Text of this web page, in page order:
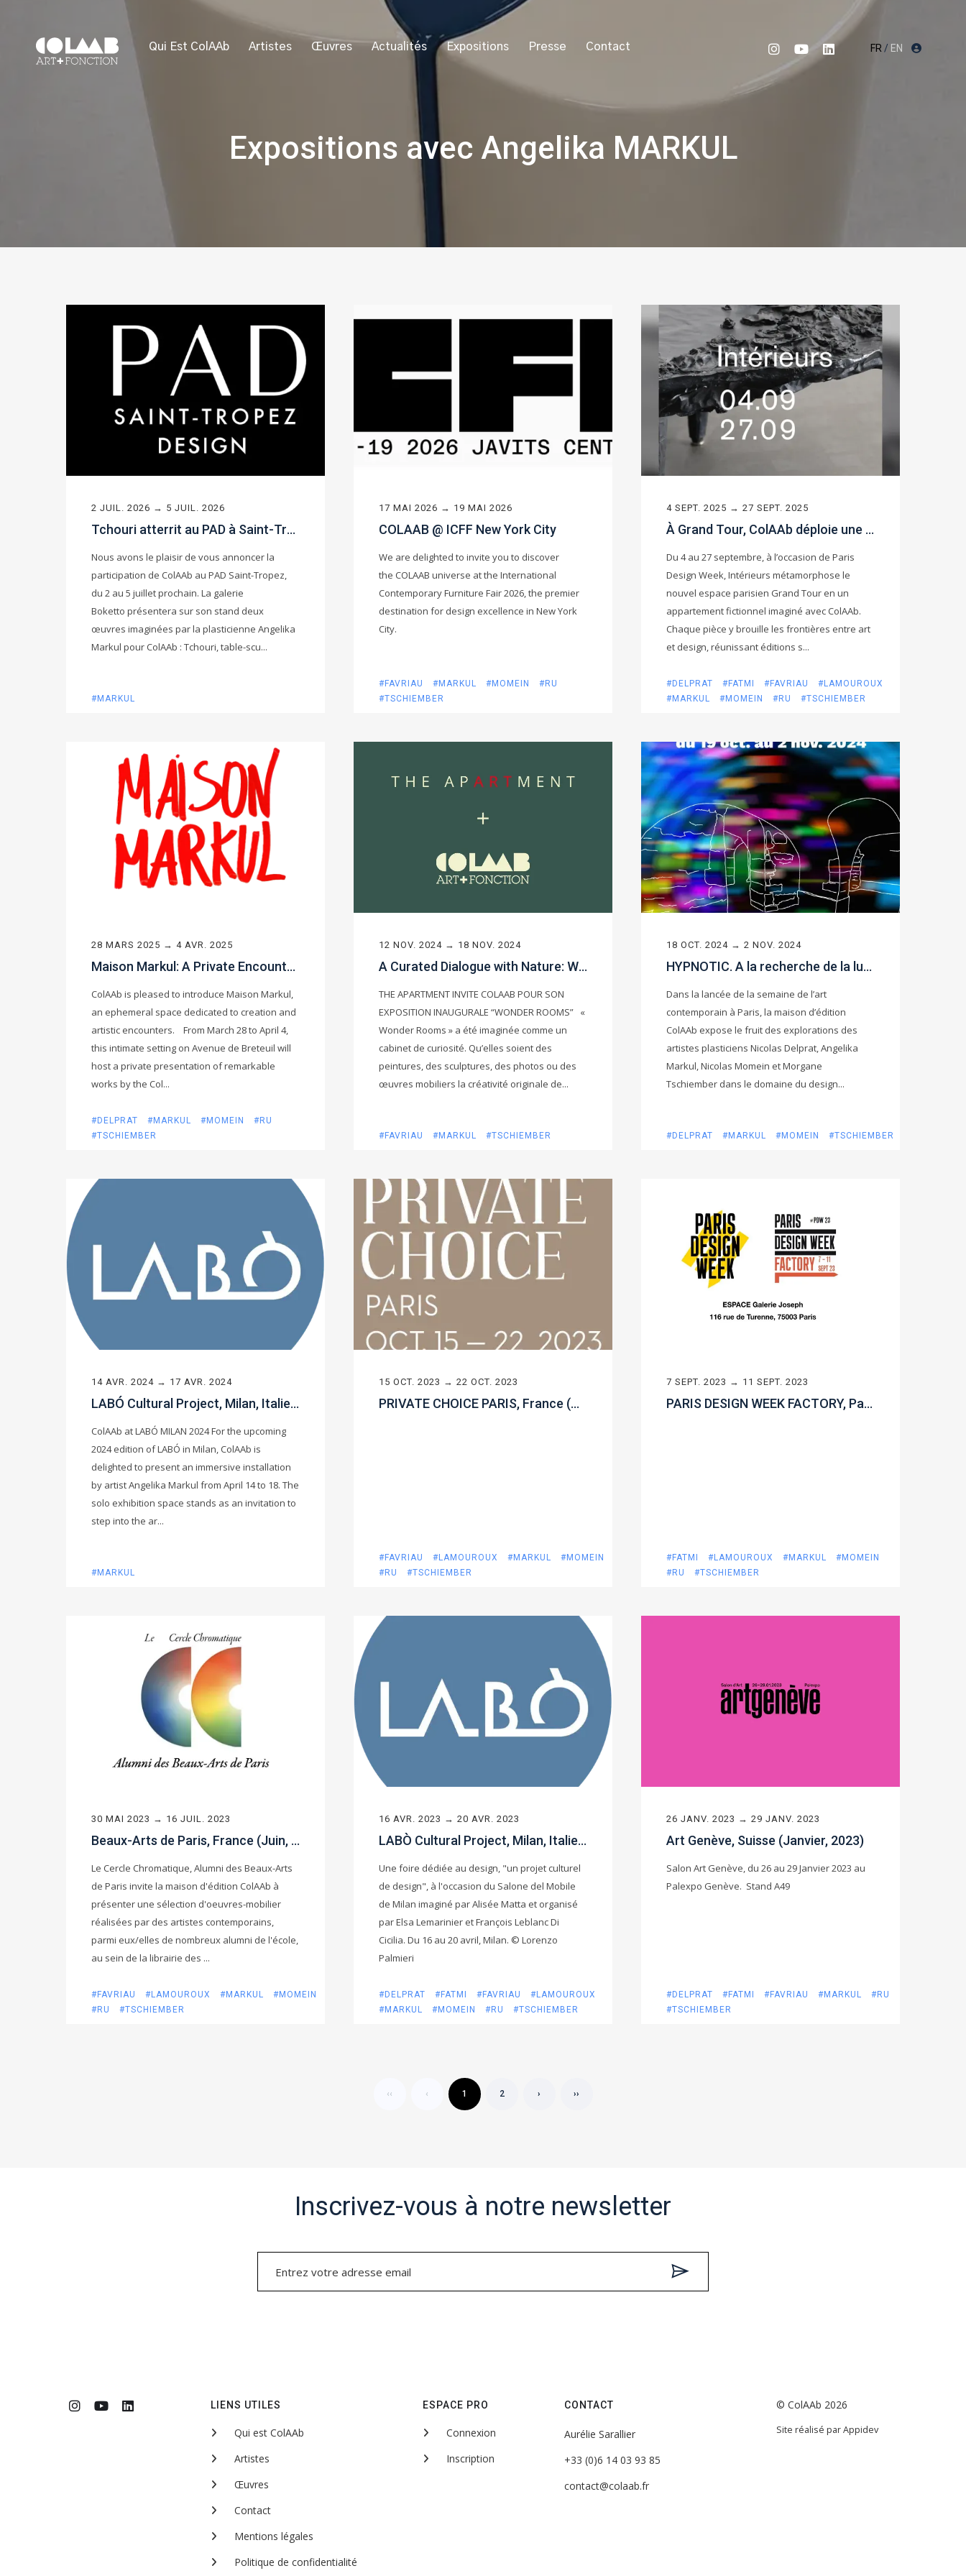
Qui Est ColAAb Artistes Œuvres Actualités Expositions Presse Contact FR / EN
Expositions avec Angelika MARKUL
2 JUIL. 2026 → 5 JUIL. 2026
Tchouri atterrit au PAD à Saint-Tropez avec la Galerie Boketto
Nous avons le plaisir de vous annoncer la
participation de ColAAb au PAD Saint-Tropez,
du 2 au 5 juillet prochain. La galerie
Boketto présentera sur son stand deux
œuvres imaginées par la plasticienne Angelika
Markul pour ColAAb : Tchouri, table-scu...
#MARKUL
17 MAI 2026 → 19 MAI 2026
COLAAB @ ICFF New York City
We are delighted to invite you to discover
the COLAAB universe at the International
Contemporary Furniture Fair 2026, the premier
destination for design excellence in New York
City.
#FAVRIAU #MARKUL #MOMEIN
#RU
#TSCHIEMBER
4 SEPT. 2025 → 27 SEPT. 2025
À Grand Tour, ColAAb déploie une expérience immersive et dévoile l’inédit.
Du 4 au 27 septembre, à l’occasion de Paris
Design Week, Intérieurs métamorphose le
nouvel espace parisien Grand Tour en un
appartement fictionnel imaginé avec ColAAb.
Chaque pièce y brouille les frontières entre art
et design, réunissant éditions s...
#DELPRAT #FATMI #FAVRIAU
#LAMOUROUX
#MARKUL
#MOMEIN #RU #TSCHIEMBER
28 MARS 2025 → 4 AVR. 2025
Maison Markul: A Private Encounter with Art & Design
ColAAb is pleased to introduce Maison Markul,
an ephemeral space dedicated to creation and
artistic encounters. From March 28 to April 4,
this intimate setting on Avenue de Breteuil will
host a private presentation of remarkable
works by the Col...
#DELPRAT #MARKUL #MOMEIN
#RU
#TSCHIEMBER
12 NOV. 2024 → 18 NOV. 2024
A Curated Dialogue with Nature: Wonder Rooms Exhibition Opening
THE APARTMENT INVITE COLAAB POUR SON
EXPOSITION INAUGURALE “WONDER ROOMS” «
Wonder Rooms » a été imaginée comme un
cabinet de curiosité. Qu’elles soient des
peintures, des sculptures, des photos ou des
œuvres mobiliers la créativité originale de...
#FAVRIAU #MARKUL #TSCHIEMBER
18 OCT. 2024 → 2 NOV. 2024
HYPNOTIC. A la recherche de la lumière
Dans la lancée de la semaine de l’art
contemporain à Paris, la maison d’édition
ColAAb expose le fruit des explorations des
artistes plasticiens Nicolas Delprat, Angelika
Markul, Nicolas Momein et Morgane
Tschiember dans le domaine du design...
#DELPRAT #MARKUL #MOMEIN #TSCHIEMBER
14 AVR. 2024 → 17 AVR. 2024
LABÓ Cultural Project, Milan, Italie (Avril, 2024)
ColAAb at LABÓ MILAN 2024 For the upcoming
2024 edition of LABÓ in Milan, ColAAb is
delighted to present an immersive installation
by artist ‌Angelika Markul from April 14 to 18. The
solo exhibition space stands as an invitation to
step into the ar...
#MARKUL
15 OCT. 2023 → 22 OCT. 2023
PRIVATE CHOICE PARIS, France (Octobre 2023)
#FAVRIAU #LAMOUROUX #MARKUL
#MOMEIN
#RU
#TSCHIEMBER
7 SEPT. 2023 → 11 SEPT. 2023
PARIS DESIGN WEEK FACTORY, Paris, France (Septembre, 2023)
#FATMI #LAMOUROUX #MARKUL
#MOMEIN
#RU
#TSCHIEMBER
30 MAI 2023 → 16 JUIL. 2023
Beaux-Arts de Paris, France (Juin, 2023)
Le Cercle Chromatique, Alumni des Beaux-Arts
de Paris invite la maison d'édition ColAAb à
présenter une sélection d'oeuvres-mobilier
réalisées par des artistes contemporains,
parmi eux/elles de nombreux alumni de l'école,
au sein de la librairie des ...
#FAVRIAU #LAMOUROUX #MARKUL
#MOMEIN
#RU
#TSCHIEMBER
16 AVR. 2023 → 20 AVR. 2023
LABÒ Cultural Project, Milan, Italie (Avril 2023)
Une foire dédiée au design, "un projet culturel
de design", à l'occasion du Salone del Mobile
de Milan imaginé par Alisée Matta et organisé
par Elsa Lemarinier et François Leblanc Di
Cicilia. Du 16 au 20 avril, Milan. © Lorenzo
Palmieri
#DELPRAT #FATMI #FAVRIAU
#LAMOUROUX
#MARKUL
#MOMEIN #RU #TSCHIEMBER
26 JANV. 2023 → 29 JANV. 2023
Art Genève, Suisse (Janvier, 2023)
Salon Art Genève, du 26 au 29 Janvier 2023 au
Palexpo Genève. Stand A49
#DELPRAT #FATMI #FAVRIAU #MARKUL
#RU
#TSCHIEMBER
‹‹ ‹ 1 2 › ››
Inscrivez-vous à notre newsletter
LIENS UTILES
Qui est ColAAb
Artistes
Œuvres
Contact
Mentions légales
Politique de confidentialité
ESPACE PRO
Connexion
Inscription
CONTACT
Aurélie Sarallier
+33 (0)6 14 03 93 85
contact@colaab.fr
© ColAAb 2026
Site réalisé parAppidev